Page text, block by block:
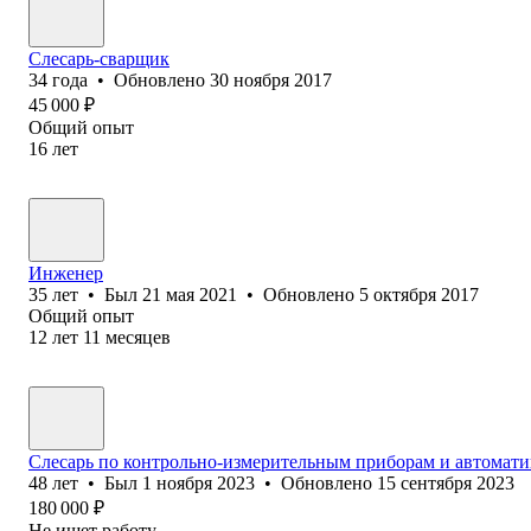
Слесарь-сварщик
34 года • Обновлено 30 ноября 2017
45 000 ₽
Общий опыт
16 лет
Инженер
35 лет • Был 21 мая 2021 • Обновлено 5 октября 2017
Общий опыт
12 лет 11 месяцев
Слесарь по контрольно-измерительным приборам и
48 лет • Был 1 ноября 2023 • Обновлено 15 сентября 2023
180 000 ₽